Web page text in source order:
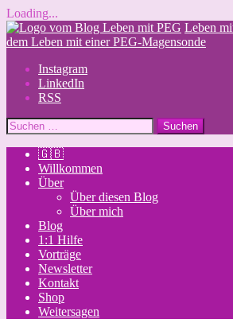
Loading...
Skip
to
Leben
dem Leben mit einer PEG-Magensonde
Instagram
LinkedIn
RSS
Suchen
nach:
🇬🇧
Willkommen
Über
Über diesen Blog
Über mich
Blog
1:1 Hilfe
Vorträge
Newsletter
Kontakt
Shop
Weitersagen